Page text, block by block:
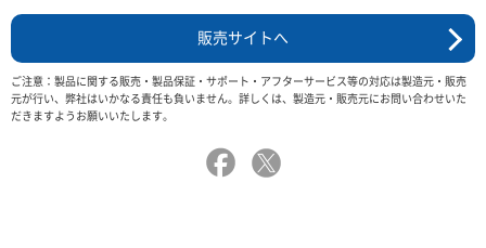
販売サイトへ
ご注意：製品に関する販売・製品保証・サポート・アフターサービス等の対応は製造元・販売
元が行い、弊社はいかなる責任も負いません。詳しくは、製造元・販売元にお問い合わせいた
だきますようお願いいたします。